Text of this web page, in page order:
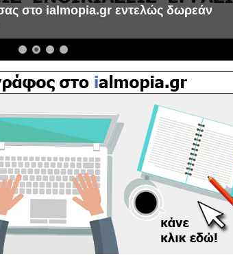
στο ialmopia.gr εντελώς δωρεάν